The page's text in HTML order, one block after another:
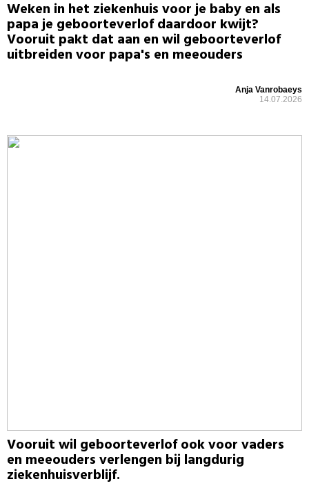
Weken in het ziekenhuis voor je baby en als
papa je geboorteverlof daardoor kwijt?
Vooruit pakt dat aan en wil geboorteverlof
uitbreiden voor papa's en meeouders
Anja Vanrobaeys
14.07.2026
Vooruit wil geboorteverlof ook voor vaders
en meeouders verlengen bij langdurig
ziekenhuisverblijf.